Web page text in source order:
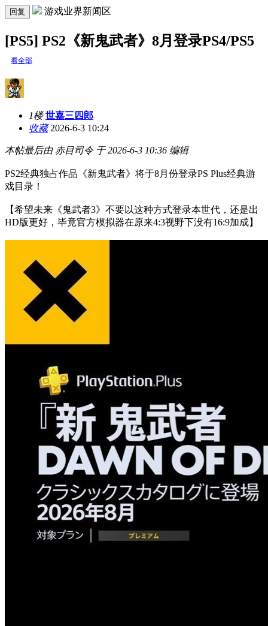
回复 游戏业界新闻区
[PS5] PS2《新鬼武者》8月登录PS4/PS5
看全部
1楼 世嘉三四郎
收藏2026-6-3 10:24
本帖最后由 赤目司令 于 2026-6-3 10:36 编辑
PS2经典独占作品《新鬼武者》将于8月份登录PS Plus经典游
戏目录！
【希望未来《鬼武者3》不要以这种方式登录本世代，还是出
HD版更好，毕竟官方模拟器在原来4:3视野下没有16:9加成】